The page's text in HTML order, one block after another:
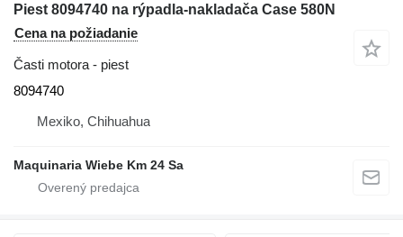
Piest 8094740 na rýpadla-nakladača Case 580N
Cena na požiadanie
Časti motora - piest
8094740
Mexiko, Chihuahua
Maquinaria Wiebe Km 24 Sa